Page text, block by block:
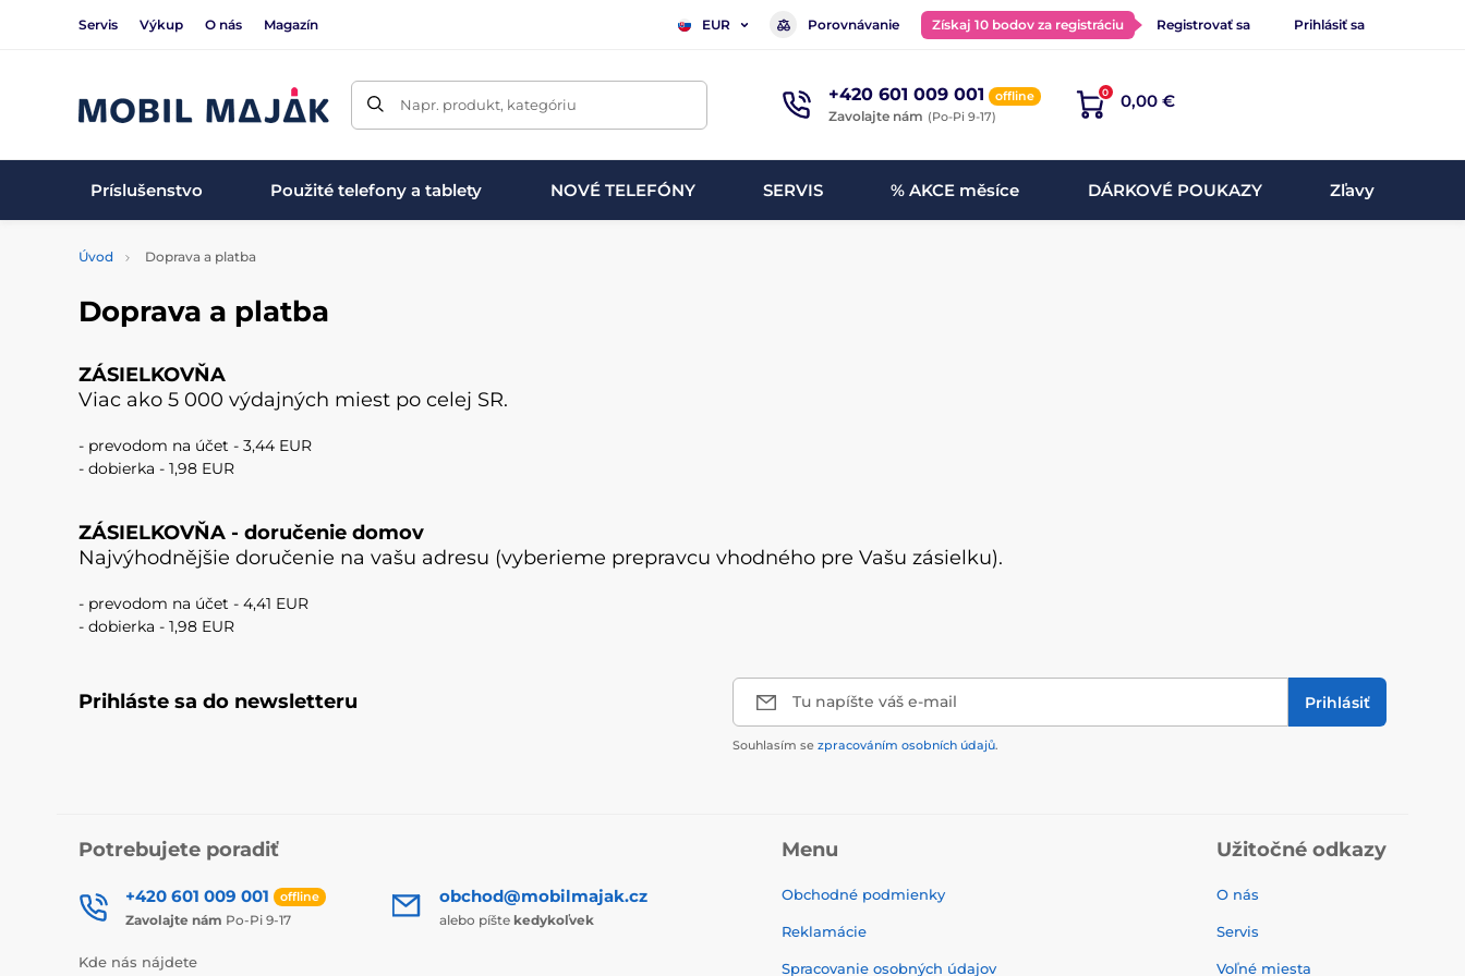
Servis Výkup O nás Magazín EUR Porovnávanie Získaj 10 bodov za registráciu Registrovať sa Prihlásiť sa
Napr. produkt, kategóriu +420 601 009 001 offline
Zavolajte nám (Po-Pi 9-17)
0 0,00 €
Príslušenstvo Použité telefony a tablety NOVÉ TELEFÓNY SERVIS % AKCE měsíce DÁRKOVÉ POUKAZY Zľavy
Úvod Doprava a platba
Doprava a platba
ZÁSIELKOVŇA
Viac ako 5 000 výdajných miest po celej SR.
- prevodom na účet - 3,44 EUR
- dobierka - 1,98 EUR
ZÁSIELKOVŇA - doručenie domov
Najvýhodnějšie doručenie na vašu adresu (vyberieme prepravcu vhodného pre Vašu zásielku).
- prevodom na účet - 4,41 EUR
- dobierka - 1,98 EUR
Prihláste sa do newsletteru Tu napíšte váš e-mail Prihlásiť
Souhlasím se zpracováním osobních údajů.
Potrebujete poradiť
+420 601 009 001 offline
Zavolajte nám Po-Pi 9-17
obchod@mobilmajak.cz
alebo píšte kedykoľvek
Kde nás nájdete
Menu
Obchodné podmienky
Reklamácie
Spracovanie osobných údajov
Užitočné odkazy
O nás
Servis
Voľné miesta